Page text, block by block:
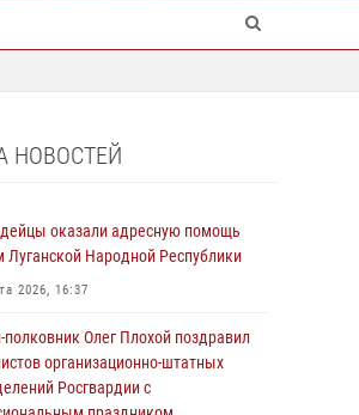
НОВОСТЕЙ
оказали адресную помощь
Луганской Народной Республики
2026, 16:37
полковник Олег Плохой поздравил
организационно-штатных
Росгвардии с